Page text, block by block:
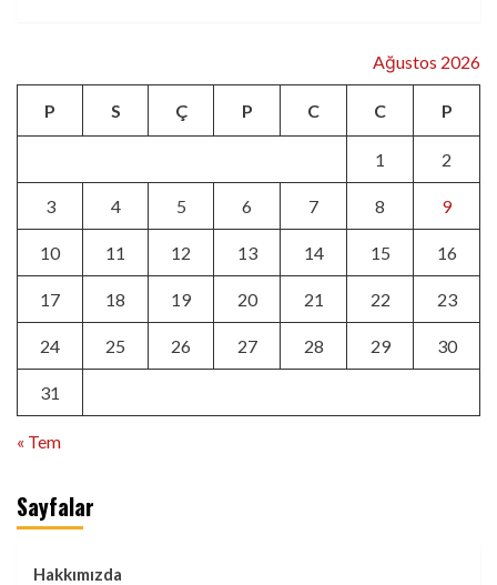
Ağustos 2026
P S Ç P C C P
1 2
3 4 5 6 7 8 9
10 11 12 13 14 15 16
17 18 19 20 21 22 23
24 25 26 27 28 29 30
31
« Tem
Sayfalar
Hakkımızda